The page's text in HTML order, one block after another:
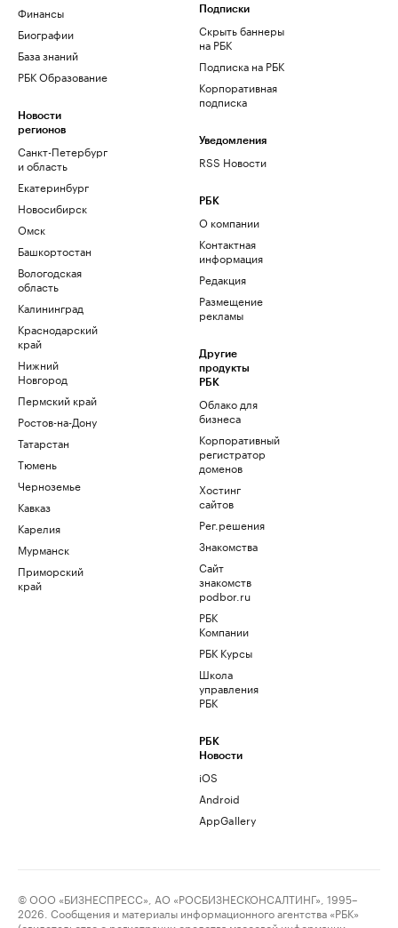
Финансы
Биографии
База знаний
РБК Образование
Новости
регионов
Санкт-Петербург
и область
Екатеринбург
Новосибирск
Омск
Башкортостан
Вологодская
область
Калининград
Краснодарский
край
Нижний
Новгород
Пермский край
Ростов-на-Дону
Татарстан
Тюмень
Черноземье
Кавказ
Карелия
Мурманск
Приморский
край
Подписки
Скрыть баннеры
на РБК
Подписка на РБК
Корпоративная
подписка
Уведомления
RSS Новости
РБК
О компании
Контактная
информация
Редакция
Размещение
рекламы
Другие
продукты
РБК
Облако для
бизнеса
Корпоративный
регистратор
доменов
Хостинг
сайтов
Рег.решения
Знакомства
Сайт
знакомств
podbor.ru
РБК
Компании
РБК Курсы
Школа
управления
РБК
РБК
Новости
iOS
Android
AppGallery
© ООО «БИЗНЕСПРЕСС», АО «РОСБИЗНЕСКОНСАЛТИНГ», 1995–
2026. Сообщения и материалы информационного агентства «РБК»